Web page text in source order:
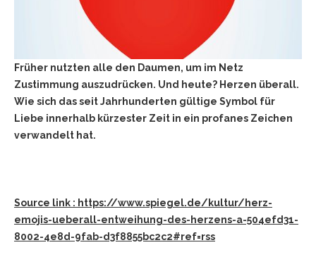
Früher nutzten alle den Daumen, um im Netz
Zustimmung auszudrücken. Und heute? Herzen überall.
Wie sich das seit Jahrhunderten gültige Symbol für
Liebe innerhalb kürzester Zeit in ein profanes Zeichen
verwandelt hat.
Source link : https://www.spiegel.de/kultur/herz-
emojis-ueberall-entweihung-des-herzens-a-504efd31-
8002-4e8d-9fab-d3f8855bc2c2#ref=rss